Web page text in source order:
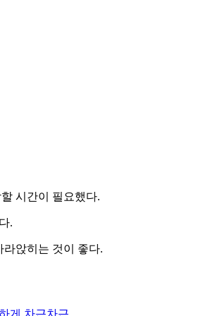
시간이 필요했다.
.
앉히는 것이 좋다.